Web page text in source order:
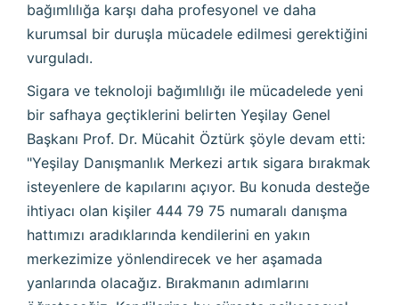
bağımlılığa karşı daha profesyonel ve daha
kurumsal bir duruşla mücadele edilmesi gerektiğini
vurguladı.
Sigara ve teknoloji bağımlılığı ile mücadelede yeni
bir safhaya geçtiklerini belirten Yeşilay Genel
Başkanı Prof. Dr. Mücahit Öztürk şöyle devam etti:
"Yeşilay Danışmanlık Merkezi artık sigara bırakmak
isteyenlere de kapılarını açıyor. Bu konuda desteğe
ihtiyacı olan kişiler 444 79 75 numaralı danışma
hattımızı aradıklarında kendilerini en yakın
merkezimize yönlendirecek ve her aşamada
yanlarında olacağız. Bırakmanın adımlarını